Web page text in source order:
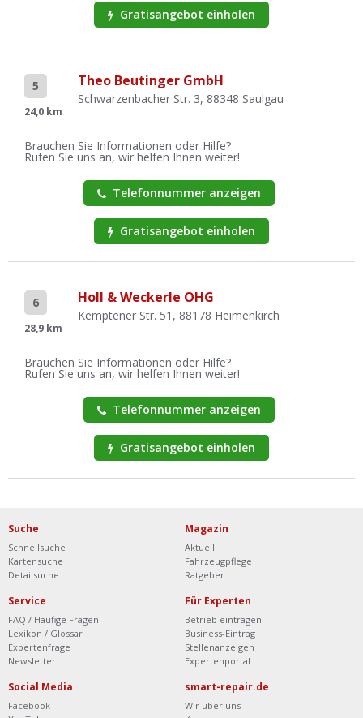
Gratisangebot einholen
5
24,0 km
Theo Beutinger GmbH
Schwarzenbacher Str. 3, 88348 Saulgau
Brauchen Sie Informationen oder Hilfe?
Rufen Sie uns an, wir helfen Ihnen weiter!
Telefonnummer anzeigen
Gratisangebot einholen
6
28,9 km
Holl & Weckerle OHG
Kemptener Str. 51, 88178 Heimenkirch
Brauchen Sie Informationen oder Hilfe?
Rufen Sie uns an, wir helfen Ihnen weiter!
Telefonnummer anzeigen
Gratisangebot einholen
Suche
Schnellsuche
Kartensuche
Detailsuche
Magazin
Aktuell
Fahrzeugpflege
Ratgeber
Service
FAQ / Häufige Fragen
Lexikon / Glossar
Expertenfrage
Newsletter
Für Experten
Betrieb eintragen
Business-Eintrag
Stellenanzeigen
Expertenportal
Social Media
Facebook
smart-repair.de
Wir über uns